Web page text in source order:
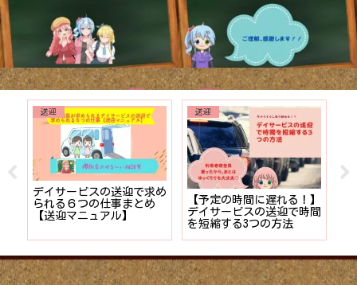
送迎
デイサービスの送迎で求め
られる６つの仕事まとめ
【送迎マニュアル】
送迎
【予定の時間に遅れる！】
デイサービスの送迎で時間
を短縮する3つの方法